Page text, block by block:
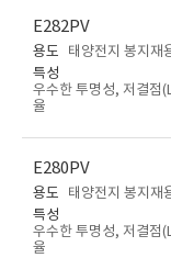
E282PV
용도
태양전지 봉지재
특성
우수한 투명성, 저결점
율
E280PV
용도
태양전지 봉지재
특성
우수한 투명성, 저결점
율